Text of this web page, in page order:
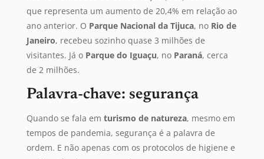
que representa um aumento de 20,4% em relação ao
ano anterior. O Parque Nacional da Tijuca, no Rio de
Janeiro, recebeu sozinho quase 3 milhões de
visitantes. Já o Parque do Iguaçu, no Paraná, cerca
de 2 milhões.
Palavra-chave: segurança
Quando se fala em turismo de natureza, mesmo em
tempos de pandemia, segurança é a palavra de
ordem. E não apenas com os protocolos de higiene e